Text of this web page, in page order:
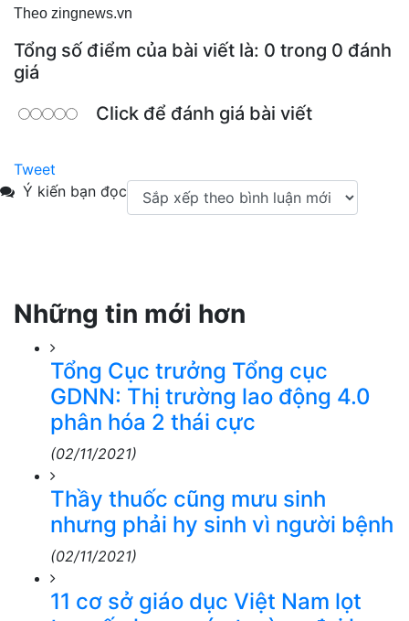
Theo zingnews.vn
Tổng số điểm của bài viết là: 0 trong 0 đánh
giá
Click để đánh giá bài viết
Tweet
Ý kiến bạn đọc
Những tin mới hơn
Tổng Cục trưởng Tổng cục
GDNN: Thị trường lao động 4.0
phân hóa 2 thái cực
(02/11/2021)
Thầy thuốc cũng mưu sinh
nhưng phải hy sinh vì người bệnh
(02/11/2021)
11 cơ sở giáo dục Việt Nam lọt